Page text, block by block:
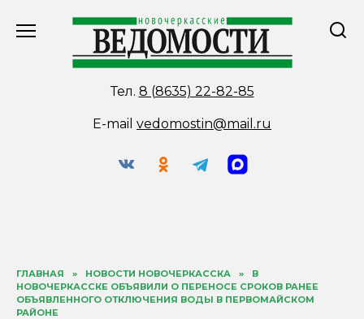
Тел. 8 (8635) 22-82-85
E-mail vedomostin@mail.ru
ГЛАВНАЯ » НОВОСТИ НОВОЧЕРКАССКА »
В
НОВОЧЕРКАССКЕ ОБЪЯВИЛИ О ПЕРЕНОСЕ СРОКОВ РАНЕЕ
ОБЪЯВЛЕННОГО ОТКЛЮЧЕНИЯ ВОДЫ В ПЕРВОМАЙСКОМ
РАЙОНЕ